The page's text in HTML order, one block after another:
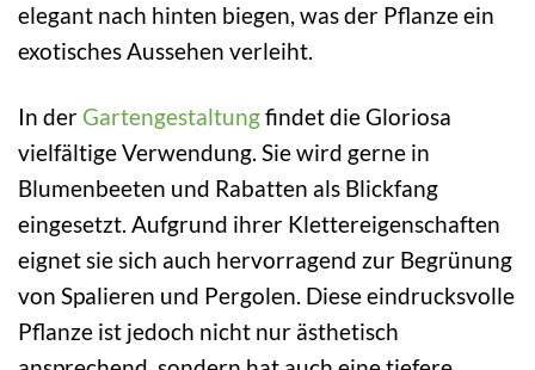
elegant nach hinten biegen, was der Pflanze ein
exotisches Aussehen verleiht.
In der Gartengestaltungfindet die Gloriosa
vielfältige Verwendung. Sie wird gerne in
Blumenbeeten und Rabatten als Blickfang
eingesetzt. Aufgrund ihrer Klettereigenschaften
eignet sie sich auch hervorragend zur Begrünung
von Spalieren und Pergolen. Diese eindrucksvolle
Pflanze ist jedoch nicht nur ästhetisch